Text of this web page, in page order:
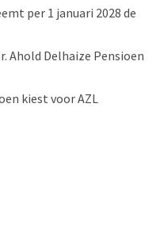
per 1 januari 2028 de
Ahold Delhaize Pensioen
kiest voor AZL